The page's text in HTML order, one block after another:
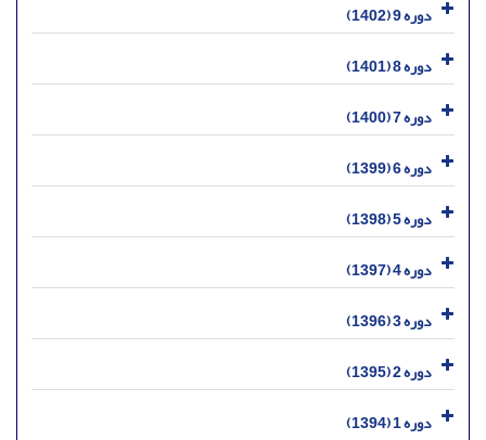
دوره 9 (1402)
دوره 8 (1401)
دوره 7 (1400)
دوره 6 (1399)
دوره 5 (1398)
دوره 4 (1397)
دوره 3 (1396)
دوره 2 (1395)
دوره 1 (1394)